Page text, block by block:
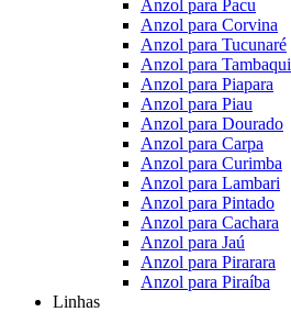
Anzol para Pacu
Anzol para Corvina
Anzol para Tucunaré
Anzol para Tambaqui
Anzol para Piapara
Anzol para Piau
Anzol para Dourado
Anzol para Carpa
Anzol para Curimba
Anzol para Lambari
Anzol para Pintado
Anzol para Cachara
Anzol para Jaú
Anzol para Pirarara
Anzol para Piraíba
Linhas